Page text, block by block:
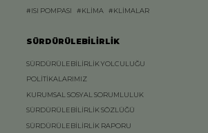
#ISI POMPASI #KLİMA #KLİMALAR
SÜRDÜRÜLEBİLİRLİK
SÜRDÜRÜLEBİLİRLİK YOLCULUĞU
POLİTİKALARIMIZ
KURUMSAL SOSYAL SORUMLULUK
SÜRDÜRÜLEBİLİRLİK SÖZLÜĞÜ
SÜRDÜRÜLEBİLİRLİK RAPORU